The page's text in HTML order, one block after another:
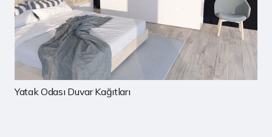
Çocuk Odası Duvar Kağıtları